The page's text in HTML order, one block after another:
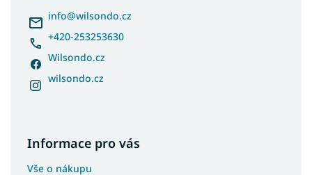
info@wilsondo.cz
+420-253253630
Wilsondo.cz
wilsondo.cz
Informace pro vás
Vše o nákupu